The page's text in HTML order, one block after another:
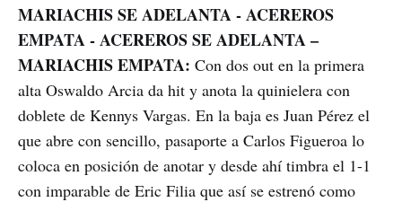
MARIACHIS SE ADELANTA - ACEREROS
EMPATA - ACEREROS SE ADELANTA –
MARIACHIS EMPATA: Con dos out en la primera
alta Oswaldo Arcia da hit y anota la quinielera con
doblete de Kennys Vargas. En la baja es Juan Pérez el
que abre con sencillo, pasaporte a Carlos Figueroa lo
coloca en posición de anotar y desde ahí timbra el 1-1
con imparable de Eric Filia que así se estrenó como